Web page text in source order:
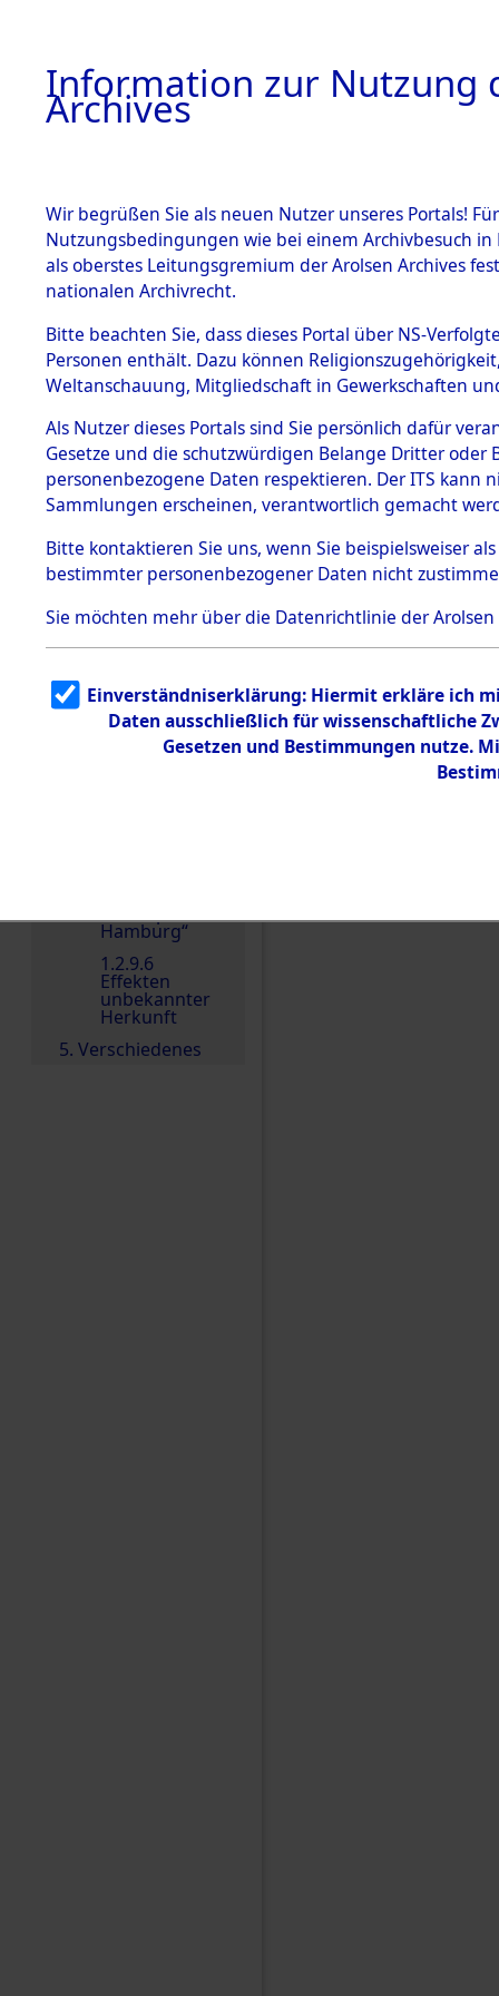
BESTÄNDE
1.
Inhaftierungsdoku
mente
1.2.9 Beim ITS
Effekten
1.2.9.1
Effekten aus
dem KZ
Dachau
1.2.9.2
Effekten aus
dem KZ
Bayerisches
1.2.9.3
Effekten aus
dem KZ
Neuengamm
Hamburg“
1.2.9.6
Effekten
unbekannter
Herkunft
5. Verschiedenes
0017
Information zur Nutzung
Archives
Wir begrüßen Sie als neuen Nutzer unseres Portals!
Nutzungsbedingungen wie bei einem Archivbesuch
als oberstes Leitungsgremium der Arolsen Archives
nationalen Archivrecht.
Bitte beachten Sie, dass dieses Portal über NS-
Personen enthält. Dazu können
Weltanschauung, Mitgliedschaft in Gewerkschaften
Als Nutzer dieses Portals sind Sie persönlich dafür
Gesetze und die schutzwürdigen Belange Dritter
personenbezogene Daten respektieren. Der ITS
Sammlungen erscheinen, verantwortlich gemacht
Bitte kontaktieren Sie uns, wenn Sie beispielsweiser
bestimmter personenbezogener Daten nicht
Sie möchten mehr über die Datenrichtlinie der Arolsen
Einverständniserklärung: Hiermit erkläre ich
Daten ausschließlich für wissenschaftliche
Gesetzen und Bestimmungen nutze.